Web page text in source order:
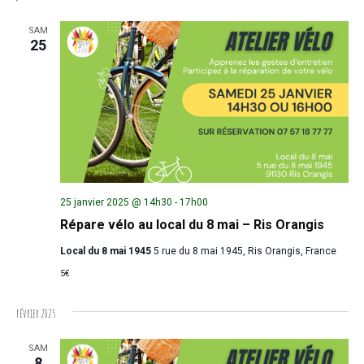
SAM
25
Répare vélo au local du 8 mai – Ris Orangis
25 janvier 2025 @ 14h30 - 17h00
Local du 8 mai 1945 5 rue du 8 mai 1945, Ris Orangis, France
5€
février 2025
SAM